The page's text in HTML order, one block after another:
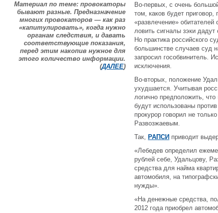
Материал по теме: провокаторы
бывают разные. Предназначение
многих провокаторов — как раз
«капитулировать», когда нужно
органам следствия, и давать
соответствующие показания,
перед этим накопив нужное для
этого количество информации.
(ДАЛЕЕ)
Во-первых, с очень
том, каков будет
«развлечение»
ловить сигналы зэки
Но практика российского
большинстве случаев суд
запросил гособвинитель.
исключения.
Во-вторых, положение
ухудшается. Учитывая
логично предположить,
будут использованы
прокурор говорил не
Развозжаевым.
Так, РАПСИ приводит
«Лебедев определил
рублей себе, Удальцову,
средства для найма
автомобиля, на
нужды».
«На денежные средства,
2012 года приобрел